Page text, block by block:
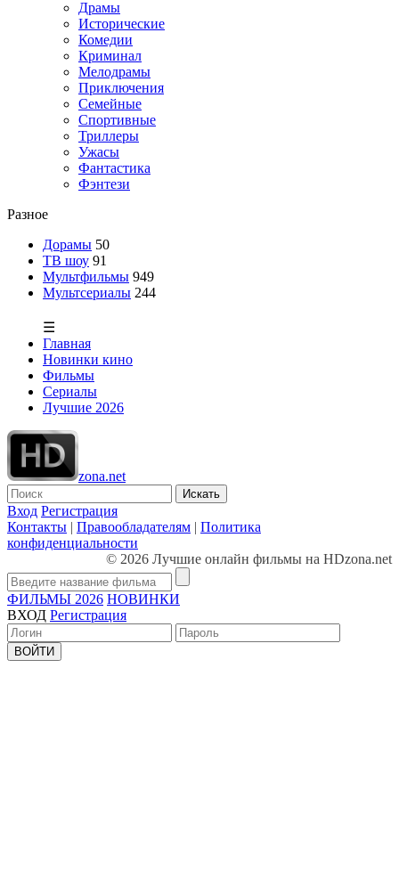
Драмы
Исторические
Комедии
Криминал
Мелодрамы
Приключения
Семейные
Спортивные
Триллеры
Ужасы
Фантастика
Фэнтези
Разное
Дорамы 50
ТВ шоу 91
Мультфильмы 949
Мультсериалы 244
☰
Главная
Новинки кино
Фильмы
Сериалы
Лучшие 2026
zona.net
Искать
Вход Регистрация
Контакты | Правообладателям | Политика
конфиденциальности
© 2026 Лучшие онлайн фильмы на HDzona.net
ФИЛЬМЫ 2026 НОВИНКИ
ВХОД Регистрация